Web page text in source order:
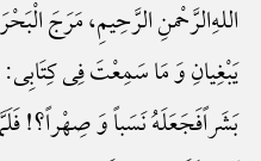
اللهِ‌الرَّحْمنِ الرَّحِیمِ، مَرَجَ
یَبْغِیانِ وَ مَا سَمِعْتَ فِی
بَشَراًفَجَعَلَهُ نَسَباً وَ صِهْراً؟!